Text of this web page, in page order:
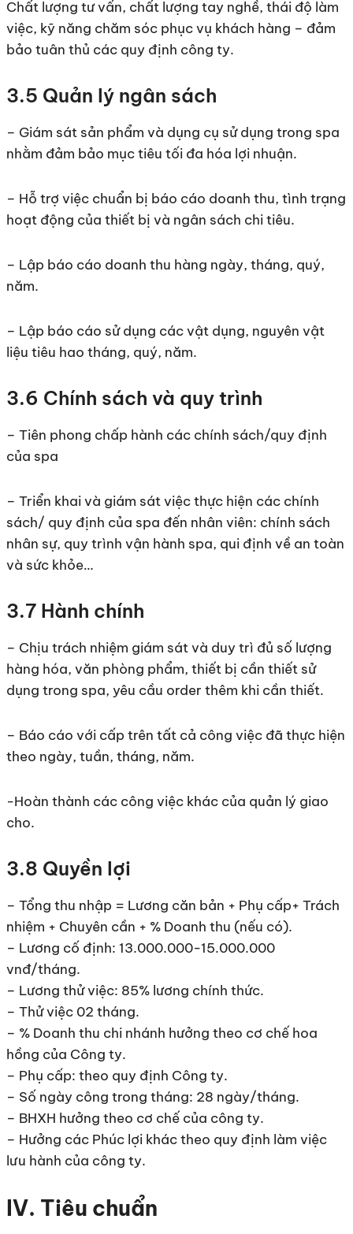
Chất lượng tư vấn, chất lượng tay nghề, thái độ làm
việc, kỹ năng chăm sóc phục vụ khách hàng – đảm
bảo tuân thủ các quy định công ty.
3.5 Quản lý ngân sách
– Giám sát sản phẩm và dụng cụ sử dụng trong spa
nhằm đảm bảo mục tiêu tối đa hóa lợi nhuận.
– Hỗ trợ việc chuẩn bị báo cáo doanh thu, tình trạng
hoạt động của thiết bị và ngân sách chi tiêu.
– Lập báo cáo doanh thu hàng ngày, tháng, quý,
năm.
– Lập báo cáo sử dụng các vật dụng, nguyên vật
liệu tiêu hao tháng, quý, năm.
3.6 Chính sách và quy trình
– Tiên phong chấp hành các chính sách/quy định
của spa
– Triển khai và giám sát việc thực hiện các chính
sách/ quy định của spa đến nhân viên: chính sách
nhân sự, quy trình vận hành spa, qui định về an toàn
và sức khỏe…
3.7 Hành chính
– Chịu trách nhiệm giám sát và duy trì đủ số lượng
hàng hóa, văn phòng phẩm, thiết bị cần thiết sử
dụng trong spa, yêu cầu order thêm khi cần thiết.
– Báo cáo với cấp trên tất cả công việc đã thực hiện
theo ngày, tuần, tháng, năm.
-Hoàn thành các công việc khác của quản lý giao
cho.
3.8 Quyền lợi
– Tổng thu nhập = Lương căn bản + Phụ cấp+ Trách
nhiệm + Chuyên cần + % Doanh thu (nếu có).
– Lương cố định: 13.000.000-15.000.000
vnđ/tháng.
– Lương thử việc: 85% lương chính thức.
– Thử việc 02 tháng.
– % Doanh thu chi nhánh hưởng theo cơ chế hoa
hồng của Công ty.
– Phụ cấp: theo quy định Công ty.
– Số ngày công trong tháng: 28 ngày/tháng.
– BHXH hưởng theo cơ chế của công ty.
– Hưởng các Phúc lợi khác theo quy định làm việc
lưu hành của công ty.
IV. Tiêu chuẩn